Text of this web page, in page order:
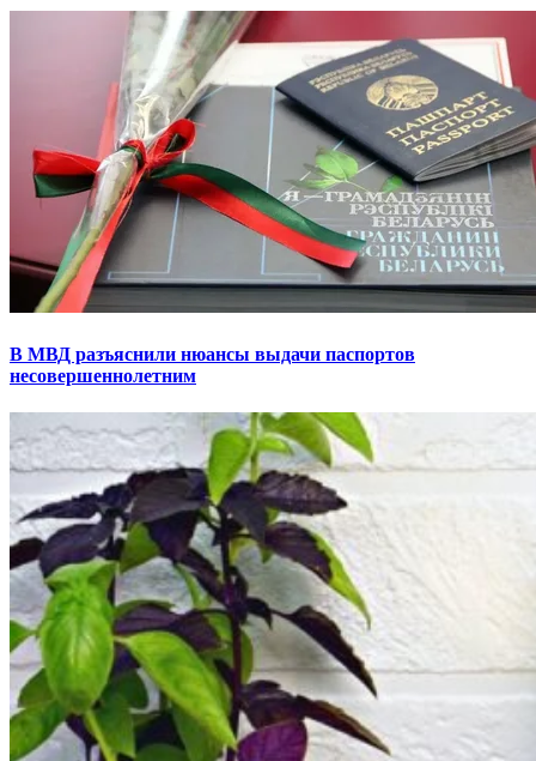
В МВД разъяснили нюансы выдачи паспортов
несовершеннолетним